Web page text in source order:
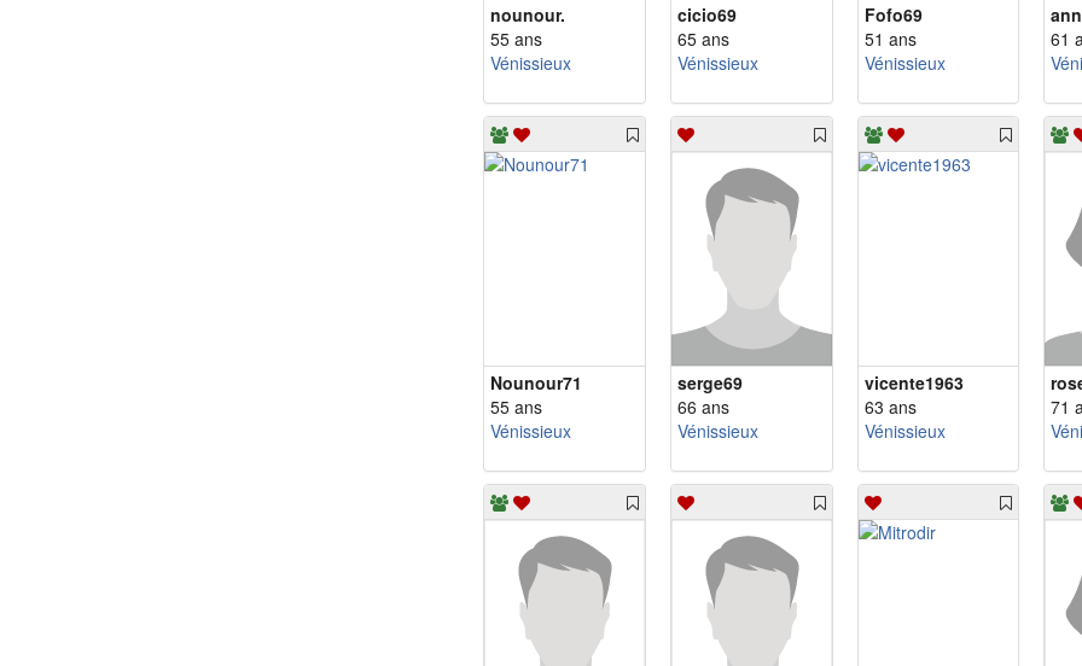
nounour.
55 ans
Vénissieux
cicio69
65 ans
Vénissieux
Fofo69
51 ans
Vénissieux
61
Nounour71
55 ans
Vénissieux
serge69
66 ans
Vénissieux
vicente1963
63 ans
Vénissieux
71